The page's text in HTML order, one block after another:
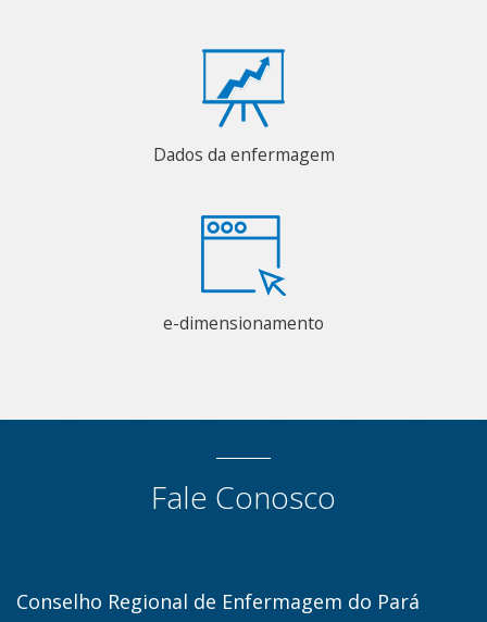
Dados da enfermagem
e-dimensionamento
Fale Conosco
Conselho Regional de Enfermagem do Pará